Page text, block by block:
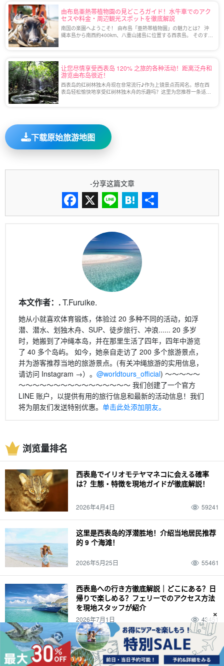
由布島亜熱帯植物園の見どころガイド！水牛車でのアク
セスや料金・周辺観光スポットを徹底解説
南国の楽園へようこそ！ 由布島「亜熱帯植物園」の魅力とは？ 沖
縄本島から南西約400km、八重山諸島に位置する西表島。 そのすぐ
让您尽情享受西表岛 120% 之旅的各种活动！距离泛舟和
游览由布岛很近！
西表岛的红树林独木舟现在非常流行♪作为上镜景点而闻名。想在西
表岛轻松愉快地享受红树林独木舟的乐趣吗？这里为您推荐一条适合
下载原始旅游地图
-分享这篇文章
Facebook
X Line Hatena分
本文作者：.T.Furuike.
她从小就喜欢体育锻炼，体验过 20 多种不同的活动，如浮
潜、潜水、划独木舟、SUP、徒步旅行、冲浪...... 20 多岁
时，她搬到了冲绳本岛，并在那里生活了四年，四年中游览
了 40 多个岛屿。 如今，她亲自走访了 200 多个旅游景点，
并为游客推荐当地的旅游景点。(有关冲绳旅游的实用信息，
请访问 Instagram →）。 @worldtours_official) 〜〜〜〜〜
〜〜〜〜〜〜〜〜〜〜〜〜〜〜〜〜 我们创建了一个官方
LINE 账户，以提供有用的旅行信息和最新的活动信息！我们
将为朋友们发送特别优惠。 单击此处添加朋友。
浏览量排名
西表島でイリオモテヤマネコに会える確率
は？生態・特徴を現地ガイドが徹底解説！
2026年4月4日 59241
这里是西表岛的浮潜胜地！介绍当地居民推荐
的 9 个海滩！
2026年5月25日 55461
西表島への行き方徹底解説｜どこにある？日
帰りで楽しめる？フェリーでのアクセス方法
を現地スタッフが紹介
2026年7月1日 43451
西表岛有许多珍稀动物！让我们一起去看看西
表野猫和椰子蟹吧！
×